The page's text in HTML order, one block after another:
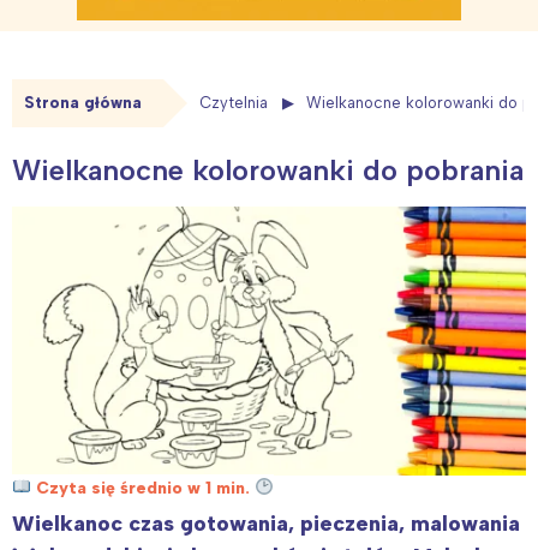
Strona główna Czytelnia Wielkanocne kolorowanki do
Wielkanocne kolorowanki do pobrania
Czyta się średnio w 1 min.
Wielkanoc czas gotowania, pieczenia, malowania